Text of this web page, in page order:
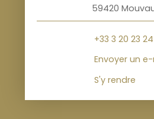
59420
+33 3 20 23 24
Envoyer un
S'y rendre